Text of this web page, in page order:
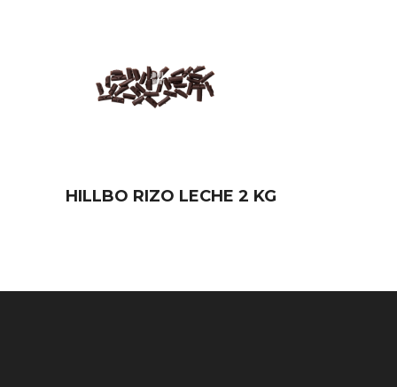
HILLBO RIZO LECHE 2 KG